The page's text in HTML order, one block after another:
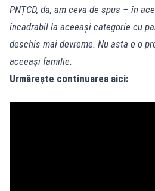
PNȚCD, da, am ceva de spus – în
încadrabil la aceeași categorie cu
deschis mai devreme. Nu asta e o
aceeași familie.
Urmărește continuarea aici: